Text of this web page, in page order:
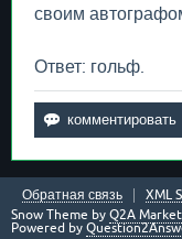
своим
Ответ: гольф.
Обратная связь XML
Snow Theme by Q2A Market
Powered by